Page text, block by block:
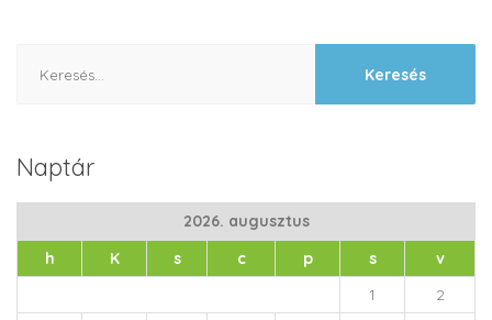
Naptár
2026. augusztus
h
K s c p s
v
1
2